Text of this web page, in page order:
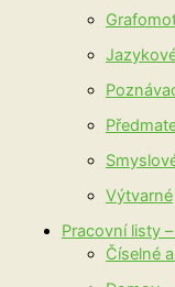
Výtvarné
Pracovní listy
Číselné